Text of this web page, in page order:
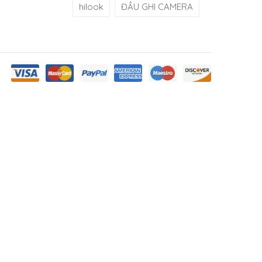
hilook ĐẦU GHI CAMERA